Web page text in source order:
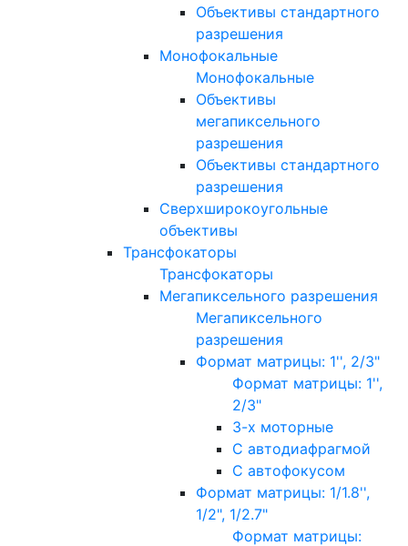
Объективы стандартного
разрешения
Монофокальные
Монофокальные
Объективы
мегапиксельного
разрешения
Объективы стандартного
разрешения
Сверхширокоугольные
объективы
Трансфокаторы
Трансфокаторы
Мегапиксельного разрешения
Мегапиксельного
разрешения
Формат матрицы: 1'', 2/3"
Формат матрицы: 1'',
2/3"
3-х моторные
С автодиафрагмой
С автофокусом
Формат матрицы: 1/1.8'',
1/2", 1/2.7"
Формат матрицы: